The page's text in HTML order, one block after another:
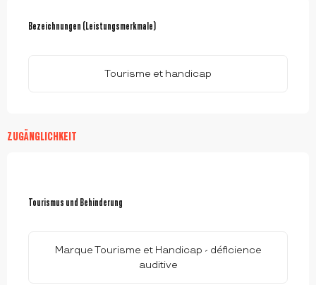
Bezeichnungen (Leistungsmerkmale)
Bezeichnungen (Leistungsmerkmale)
Tourisme et handicap
ZUGÄNGLICHKEIT
Tourismus und Behinderung
Tourismus und Behinderung
Marque Tourisme et Handicap - déficience
auditive